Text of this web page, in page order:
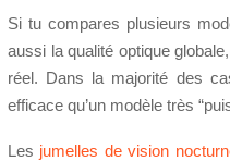
Si tu compares plusieurs
aussi la qualité optique
réel. Dans la majorité des
efficace qu’un modèle très
Les jumelles de vision